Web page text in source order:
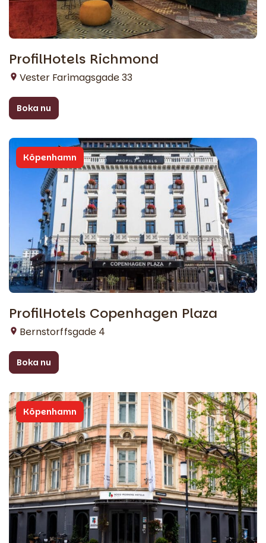
ProfilHotels Richmond
Vester Farimagsgade 33
Boka nu
Köpenhamn
ProfilHotels Copenhagen Plaza
Bernstorffsgade 4
Boka nu
Köpenhamn